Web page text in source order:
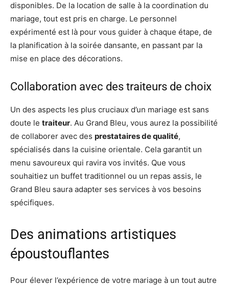
disponibles. De la location de salle à la coordination du
mariage, tout est pris en charge. Le personnel
expérimenté est là pour vous guider à chaque étape, de
la planification à la soirée dansante, en passant par la
mise en place des décorations.
Collaboration avec des traiteurs de choix
Un des aspects les plus cruciaux d’un mariage est sans
doute le traiteur. Au Grand Bleu, vous aurez la possibilité
de collaborer avec des prestataires de qualité,
spécialisés dans la cuisine orientale. Cela garantit un
menu savoureux qui ravira vos invités. Que vous
souhaitiez un buffet traditionnel ou un repas assis, le
Grand Bleu saura adapter ses services à vos besoins
spécifiques.
Des animations artistiques
époustouflantes
Pour élever l’expérience de votre mariage à un tout autre